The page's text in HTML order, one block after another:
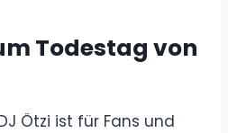
Todestag von
Ötzi ist für Fans und